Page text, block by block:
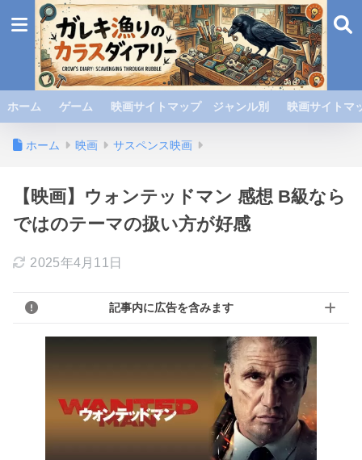
ホーム ゲーム 映画サイトマップ ジャンル別 映画サイト
ホーム 映画 サスペンス映画
【映画】ウォンテッドマン 感想 B級なら
ではのテーマの扱い方が好感
2025年4月11日
記事内に広告を含みます